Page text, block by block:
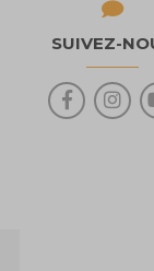
SUIVEZ-